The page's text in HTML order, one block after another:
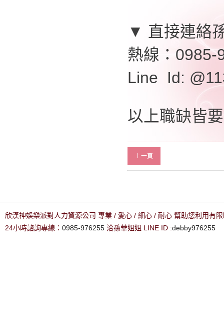
▼ 直接連絡
熱線：0985-
Line Id:
以上職缺皆
上一頁
欣漢神娛樂派對人力資源公司 專業 / 愛心 / 細心 / 耐心 幫助您利用有
24小時諮詢專線： 0985-976255 洽孫華姐姐 LINE ID :debby976255